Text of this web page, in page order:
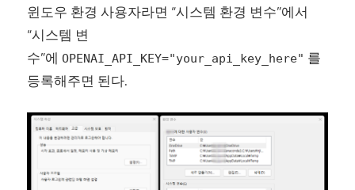
윈도우 환경 사용자라면 “시스템 환경 변수”에서
“시스템 변
수”에 OPENAI_API_KEY="your_api_key_here" 를
등록해주면 된다.